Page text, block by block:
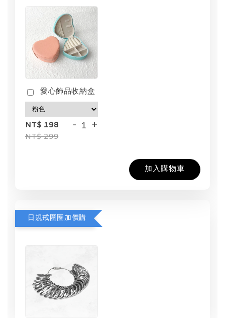
愛心飾品收納盒
NT$ 198
NT$ 299
- +
加入購物車
日規戒圍圈加價購